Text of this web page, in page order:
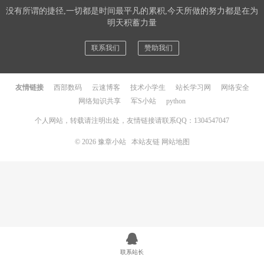
没有所谓的捷径,一切都是时间最平凡的累积,今天所做的努力都是在为
明天积蓄力量
联系我们 赞助我们
友情链接 西部数码 云速博客 技术小学生 站长学习网
网络安全
网络知识共享
军S小站 python
个人网站，转载请注明出处，友情链接请联系QQ：1304547047
© 2026 豫章小站 本站友链 网站地图
联系站长